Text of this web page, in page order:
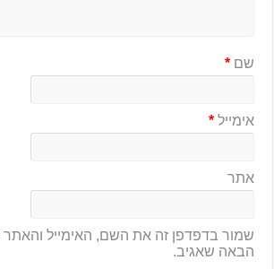
שם*
אימייל*
אתר
שמור בדפדפן זה את השם, האימייל והאתר
הבאה שאגיב.